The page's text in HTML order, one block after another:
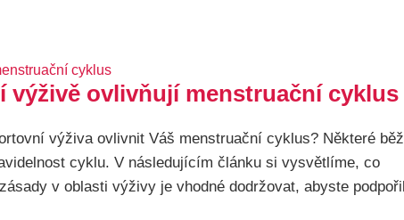
výživě ovlivňují menstruační cyklus
výživa ovlivnit Váš menstruační cyklus? Některé
cyklu. V následujícím článku si vysvětlíme, co
v oblasti výživy je vhodné dodržovat, abyste